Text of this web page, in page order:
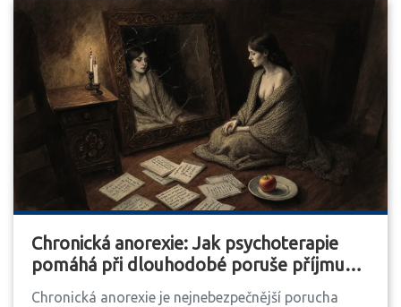
Chronická anorexie: Jak psychoterapie
pomáhá při dlouhodobé poruše příjmu
potravy
Chronická anorexie je nejnebezpečnější porucha